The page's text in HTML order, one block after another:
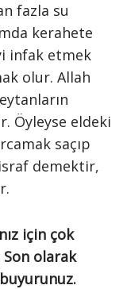
fazla su
kerahete
infak etmek
olur. Allah
Öyleyse eldeki
saçıp
demektir,
için çok
olarak